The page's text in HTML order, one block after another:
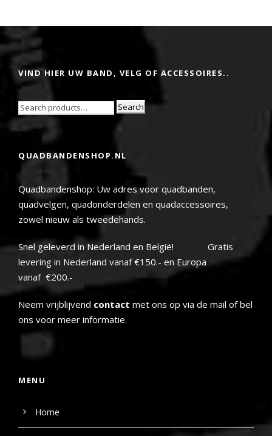
VIND HIER UW BAND, VELG OF ACCESSOIRES..
Search
QUADBANDENSHOP.NL
Quadbandenshop: Uw adres voor quadbanden,
quadvelgen, quadonderdelen en quadaccessoires,
zowel nieuw als tweedehands.
Snel geleverd in Nederland en België! Gratis
levering in Nederland vanaf €150.- en Europa
vanaf €200.-
Neem vrijblijvend contact met ons op via de mail of bel
ons voor meer informatie.
MENU
Home